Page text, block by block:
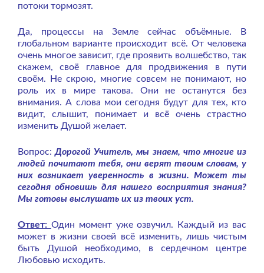
потоки тормозят.
Да, процессы на Земле сейчас объёмные. В
глобальном варианте происходит всё. От человека
очень многое зависит, где проявить волшебство, так
скажем, своё главное для продвижения в пути
своём. Не скрою, многие совсем не понимают, но
роль их в мире такова. Они не останутся без
внимания. А слова мои сегодня будут для тех, кто
видит, слышит, понимает и всё очень страстно
изменить Душой желает.
Вопрос:Дорогой Учитель, мы знаем, что многие из
людей почитают тебя, они верят твоим словам, у
них возникает уверенность в жизни. Может ты
сегодня обновишь для нашего восприятия знания?
Мы готовы выслушать их из твоих уст.
Ответ: Один момент уже озвучил. Каждый из вас
может в жизни своей всё изменить, лишь чистым
быть Душой необходимо, в сердечном центре
Любовью исходить.